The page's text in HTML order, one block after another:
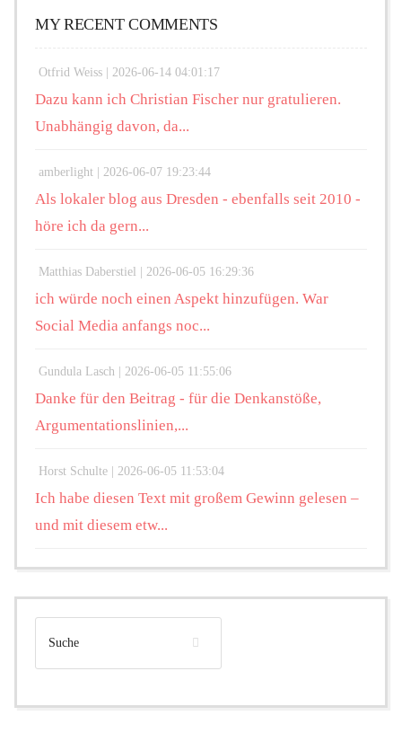
MY RECENT COMMENTS
Otfrid Weiss | 2026-06-14 04:01:17
Dazu kann ich Christian Fischer nur gratulieren.
Unabhängig davon, da...
amberlight | 2026-06-07 19:23:44
Als lokaler blog aus Dresden - ebenfalls seit 2010 -
höre ich da gern...
Matthias Daberstiel | 2026-06-05 16:29:36
ich würde noch einen Aspekt hinzufügen. War
Social Media anfangs noc...
Gundula Lasch | 2026-06-05 11:55:06
Danke für den Beitrag - für die Denkanstöße,
Argumentationslinien,...
Horst Schulte | 2026-06-05 11:53:04
Ich habe diesen Text mit großem Gewinn gelesen –
und mit diesem etw...